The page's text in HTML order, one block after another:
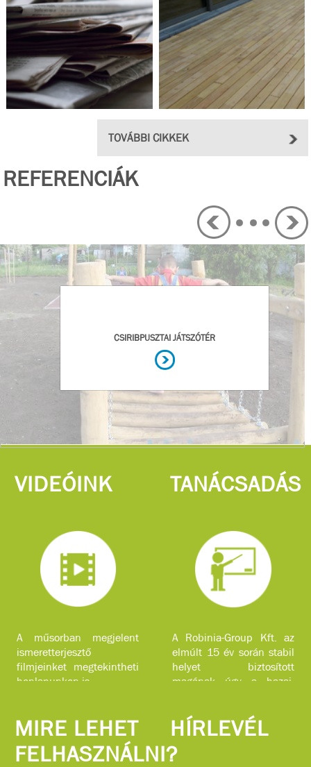
TOVÁBBI CIKKEK
REFERENCIÁK
VIDEÓINK
A műsorban megjelent
ismeretterjesztő
filmjeinket megtekintheti
honlapunkon is.
TANÁCSADÁS
A Robinia-Group Kft. az
elmúlt 15 év során stabil
helyet biztosított
magának úgy a hazai,
szolgáltatásokkal.
MIRE LEHET
FELHASZNÁLNI?
HÍRLEVÉL